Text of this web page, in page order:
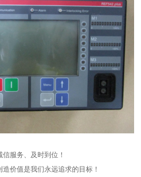
信服务、及时到位！
造价值是我们永远追求的目标！